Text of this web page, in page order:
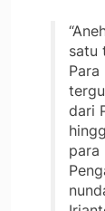
satu
dari
para